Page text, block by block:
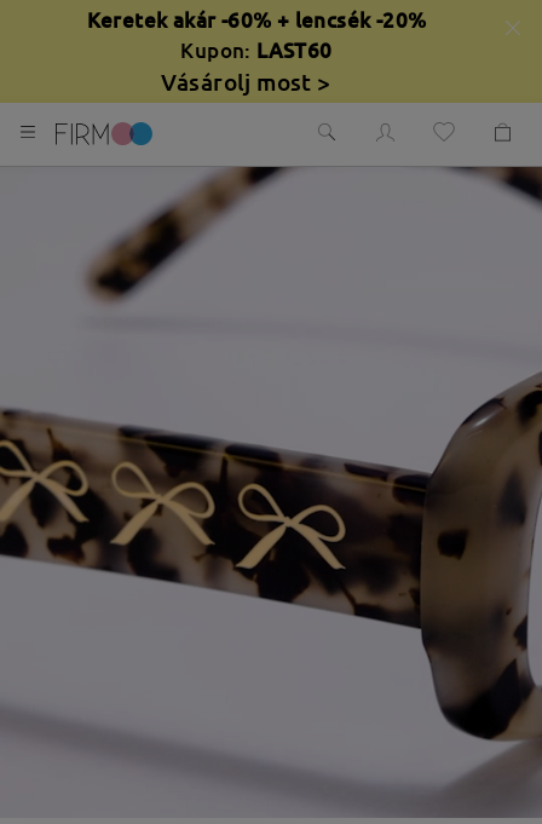
Keretek akár -60% + lencsék -20%
Kupon: LAST60
Vásárolj most >